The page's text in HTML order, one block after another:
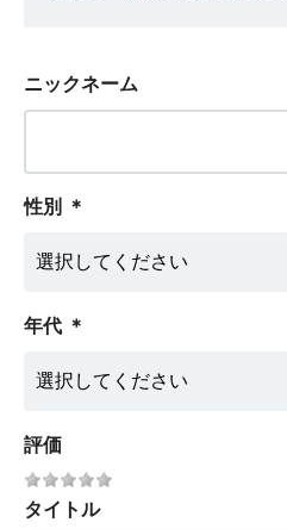
ニックネーム
性別 ＊
年代 ＊
評価
タイトル